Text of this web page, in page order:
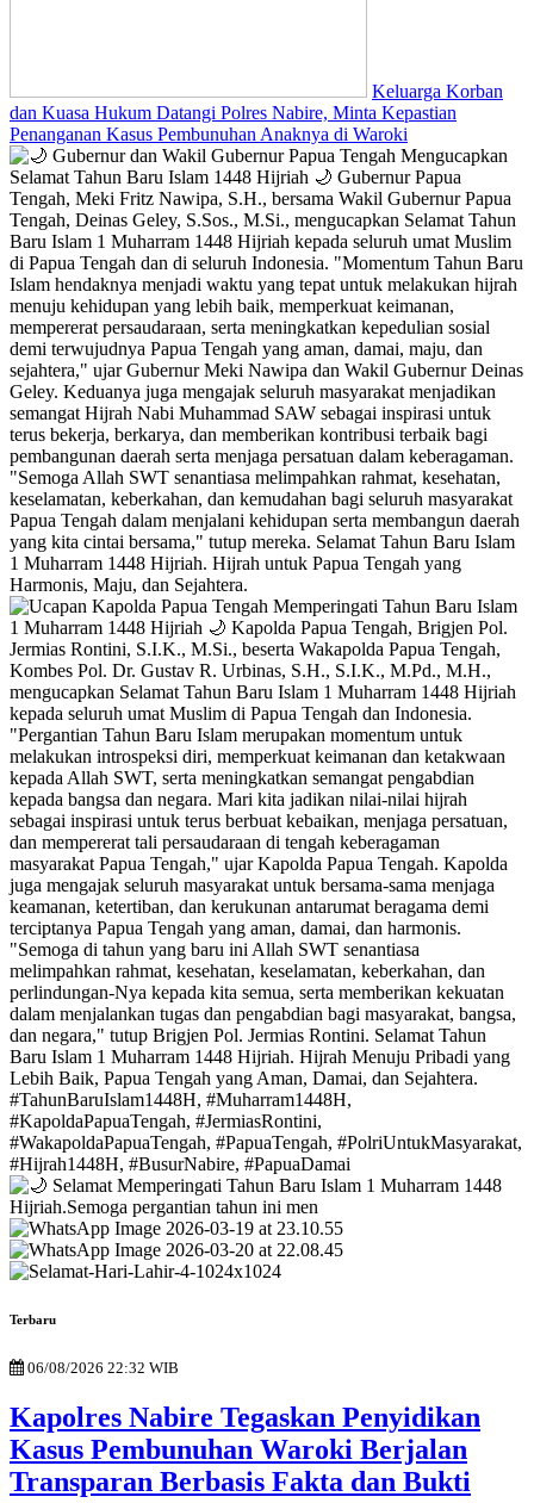
Keluarga Korban
dan Kuasa Hukum Datangi Polres Nabire, Minta Kepastian
Penanganan Kasus Pembunuhan Anaknya di Waroki
Terbaru
06/08/2026 22:32 WIB
Kapolres Nabire Tegaskan Penyidikan
Kasus Pembunuhan Waroki Berjalan
Transparan Berbasis Fakta dan Bukti